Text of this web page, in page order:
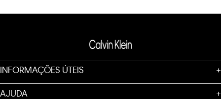
INFORMAÇÕES ÚTEIS +
AJUDA +